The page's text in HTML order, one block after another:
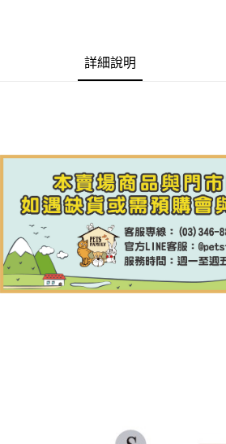
每筆NT$80，滿NT$1,500(含以上)免運費
【7-11】取貨付款1500免運
每筆NT$80，滿NT$1,500(含以上)免運費
【7-11】取貨1500免運
每筆NT$60，滿NT$1,500(含以上)免運費
宅配【全館滿1500免運】
每筆NT$85，滿NT$1,500(含以上)免運費
詳細說明